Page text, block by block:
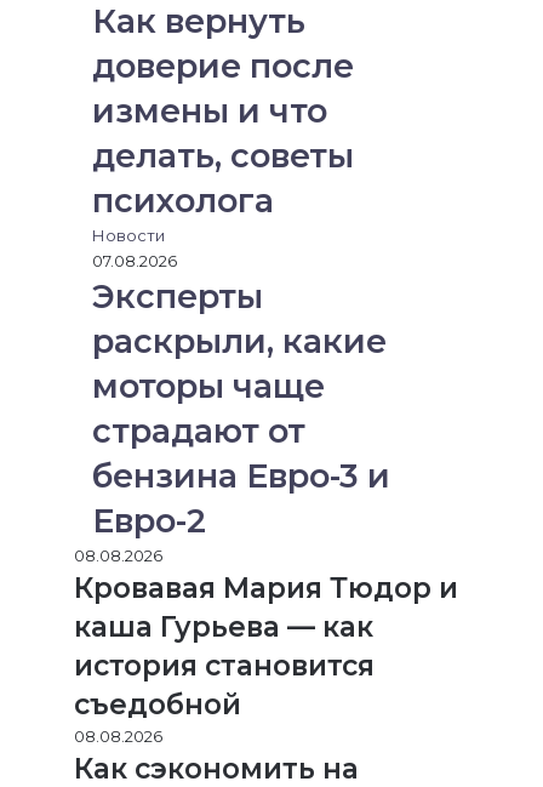
Как вернуть
доверие после
измены и что
делать, советы
психолога
Новости
07.08.2026
Эксперты
раскрыли, какие
моторы чаще
страдают от
бензина Евро-3 и
Евро-2
08.08.2026
Кровавая Мария Тюдор и
каша Гурьева — как
история становится
съедобной
08.08.2026
Как сэкономить на